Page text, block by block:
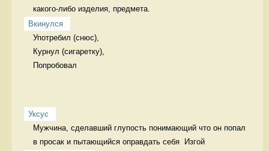
какого-либо изделия, предмета.
Вкинулся
Употребил (снюс),
Курнул (сигаретку),
Попробовал
Уксус
Мужчина, сделавший глупость понимающий что он попал
в просак и пытающийся оправдать себя  Изгой